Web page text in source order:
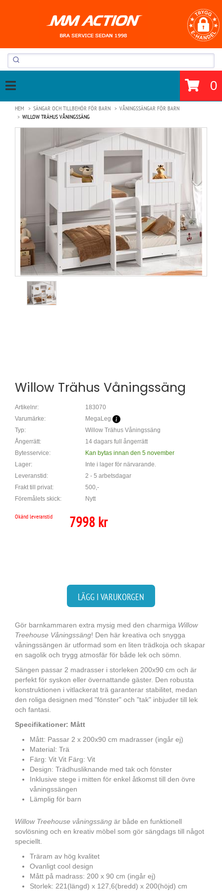
0
HEM SÄNGAR OCH TILLBEHÖR FÖR BARN
VÅNINGSSÄNGAR FÖR BARN
WILLOW TRÄHUS VÅNINGSSÄNG
Willow Trähus Våningssäng
Artikelnr:
183070
Varumärke:
MegaLeg
Typ:
Willow Trähus Våningssäng
Ångerrätt:
14 dagars full ångerrätt
Bytesservice:
Kan bytas innan den 5 november
Lager:
Inte i lager för närvarande.
Leveranstid:
2 - 5 arbetsdagar
Frakt till privat:
500,-
Föremålets skick:
Nytt
Okänd leveranstid 7998 kr
LÄGG I VARUKORGEN
Gör barnkammaren extra mysig med den charmiga Willow
Treehouse Våningssäng! Den här kreativa och snygga
våningssängen är utformad som en liten trädkoja och skapar
en sagolik och trygg atmosfär för både lek och sömn.
Sängen passar 2 madrasser i storleken 200x90 cm och är
perfekt för syskon eller övernattande gäster. Den robusta
konstruktionen i vitlackerat trä garanterar stabilitet, medan
den roliga designen med "fönster" och "tak" inbjuder till lek
och fantasi.
Specifikationer: Mått
Mått: Passar 2 x 200x90 cm madrasser (ingår ej)
Material: Trä
Färg: Vit Vit Färg: Vit
Design: Trädhusliknande med tak och fönster
Inklusive stege i mitten för enkel åtkomst till den övre
våningssängen
Lämplig för barn
Willow Treehouse våningssäng är både en funktionell
sovlösning och en kreativ möbel som gör sängdags till något
speciellt.
Träram av hög kvalitet
Ovanligt cool design
Mått på madrass: 200 x 90 cm (ingår ej)
Storlek: 221(längd) x 127,6(bredd) x 200(höjd) cm